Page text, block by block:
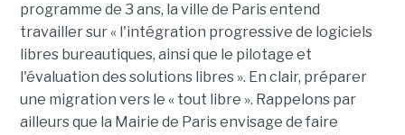
programme de 3 ans, la ville de Paris entend
travailler sur « l'intégration progressive de logiciels
libres bureautiques, ainsi que le pilotage et
l'évaluation des solutions libres ». En clair, préparer
une migration vers le « tout libre ». Rappelons par
ailleurs que la Mairie de Paris envisage de faire